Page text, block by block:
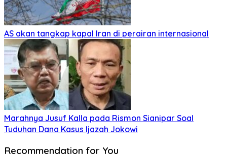
AS akan tangkap kapal Iran di perairan internasional
Marahnya Jusuf Kalla pada Rismon Sianipar Soal
Tuduhan Dana Kasus Ijazah Jokowi
Recommendation for You